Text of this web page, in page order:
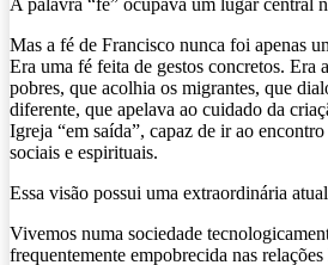
A palavra “fé” ocupava um lugar central
Mas a fé de Francisco nunca foi apenas
Era uma fé feita de gestos concretos. Era
pobres, que acolhia os migrantes, que
diferente, que apelava ao cuidado da
Igreja “em saída”, capaz de ir ao
sociais e espirituais.
Essa visão possui uma extraordinária
Vivemos numa sociedade
frequentemente empobrecida nas relações